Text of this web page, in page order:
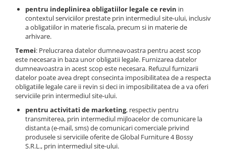
pentru indeplinirea obligatiilor legale ce revin in
contextul serviciilor prestate prin intermediul site-ului, inclusiv
a obligatiilor in materie fiscala, precum si in materie de
arhivare.
Temei: Prelucrarea datelor dumneavoastra pentru acest scop
este necesara in baza unor obligatii legale. Furnizarea datelor
dumneavoastra in acest scop este necesara. Refuzul furnizarii
datelor poate avea drept consecinta imposibilitatea de a respecta
obligatiile legale care ii revin si deci in imposibilitatea de a va oferi
serviciile prin intermediul site-ului.
pentru activitati de marketing, respectiv pentru
transmiterea, prin intermediul mijloacelor de comunicare la
distanta (e-mail, sms) de comunicari comerciale privind
produsele si serviciile oferite de Global Furniture 4 Bossy
S.R.L., prin intermediul site-ului.